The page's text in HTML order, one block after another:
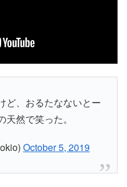
ど、おるたなないとー
然で笑った。
October 5, 2019